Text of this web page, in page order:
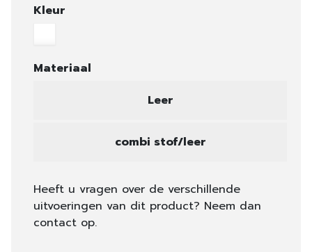
Kleur
Materiaal
Leer
combi stof/leer
Heeft u vragen over de verschillende
uitvoeringen van dit product? Neem dan
contact op.